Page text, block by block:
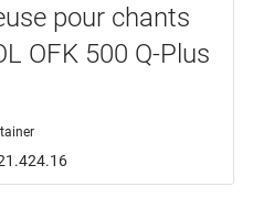
pour chants
OFK 500 Q-Plus